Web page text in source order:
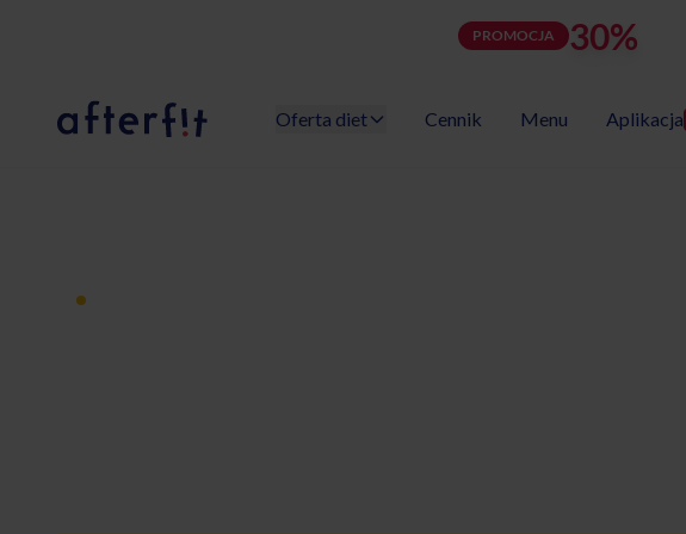
PROMOCJA 30%
Catering dietetyczny Afterfit
Oferta diet Cennik Menu Aplikacja